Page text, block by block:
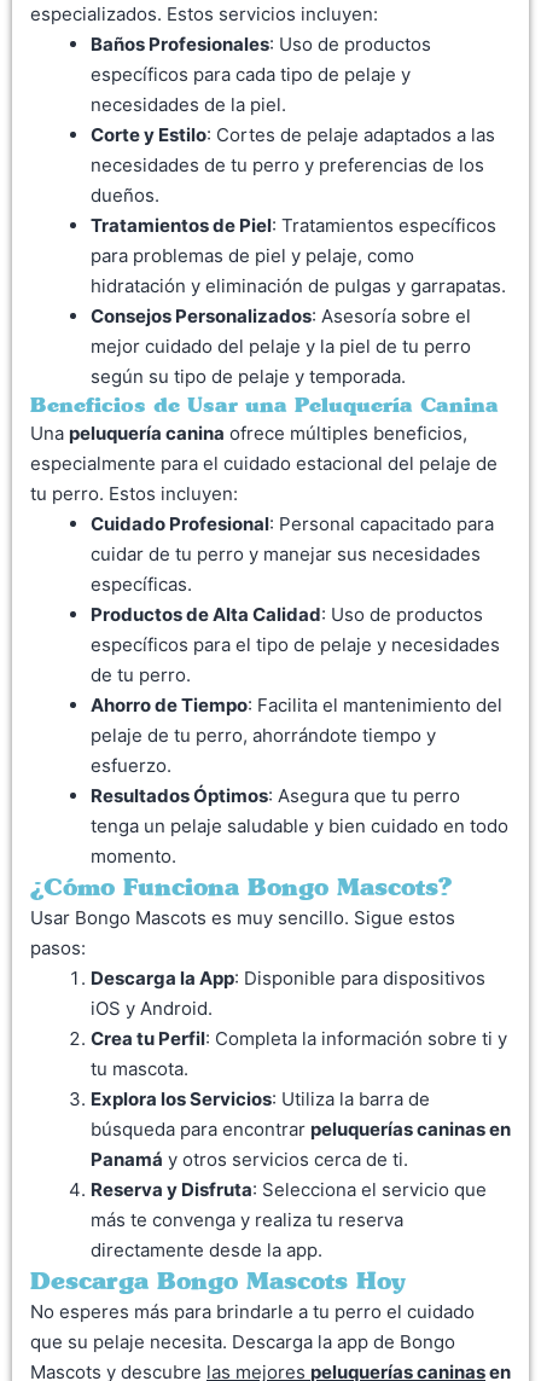
especializados. Estos servicios incluyen:
Baños Profesionales: Uso de productos
específicos para cada tipo de pelaje y
necesidades de la piel.
Corte y Estilo: Cortes de pelaje adaptados a las
necesidades de tu perro y preferencias de los
dueños.
Tratamientos de Piel: Tratamientos específicos
para problemas de piel y pelaje, como
hidratación y eliminación de pulgas y garrapatas.
Consejos Personalizados: Asesoría sobre el
mejor cuidado del pelaje y la piel de tu perro
según su tipo de pelaje y temporada.
Beneficios de Usar una Peluquería Canina
Una peluquería canina ofrece múltiples beneficios,
especialmente para el cuidado estacional del pelaje de
tu perro. Estos incluyen:
Cuidado Profesional: Personal capacitado para
cuidar de tu perro y manejar sus necesidades
específicas.
Productos de Alta Calidad: Uso de productos
específicos para el tipo de pelaje y necesidades
de tu perro.
Ahorro de Tiempo: Facilita el mantenimiento del
pelaje de tu perro, ahorrándote tiempo y
esfuerzo.
Resultados Óptimos: Asegura que tu perro
tenga un pelaje saludable y bien cuidado en todo
momento.
¿Cómo Funciona Bongo Mascots?
Usar Bongo Mascots es muy sencillo. Sigue estos
pasos:
Descarga la App: Disponible para dispositivos
iOS y Android.
Crea tu Perfil: Completa la información sobre ti y
tu mascota.
Explora los Servicios: Utiliza la barra de
búsqueda para encontrar peluquerías caninas en
Panamá y otros servicios cerca de ti.
Reserva y Disfruta: Selecciona el servicio que
más te convenga y realiza tu reserva
directamente desde la app.
Descarga Bongo Mascots Hoy
No esperes más para brindarle a tu perro el cuidado
que su pelaje necesita. Descarga la app de Bongo
Mascots y descubre las mejores peluquerías caninasen